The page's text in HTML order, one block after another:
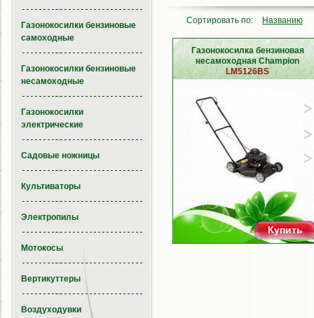
Сортировать по: Названию
Газонокосилка бензиновая
несамоходная Champion
LM5126BS
Купить
Газонокосилки бензиновые
самоходные
Газонокосилки бензиновые
несамоходные
Газонокосилки
электрические
Садовые ножницы
Культиваторы
Электропилы
Мотокосы
Вертикуттеры
Воздуходувки